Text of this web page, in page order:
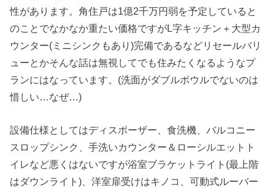
性があります。角住戸は1億2千万円弱を予定していると
のことでなかなか重たい価格ですがL字キッチン＋大型カ
ウンター(ミニシンクもあり)完備であるなどリセールバリ
ューとかそんな話は無視してでも住みたくなるようなプ
ランにはなっています。(洗面がダブルボウルでないのは
惜しい…なぜ…)
設備仕様としてはディスポーザー、食洗機、バルコニー
スロップシンク、手洗いカウンター＆ローシルエットト
イレなど悪くはないですが浴室ブラケットライト(最上階
はダウンライト)、洋室扉受けはキノコ、可動式ルーバー